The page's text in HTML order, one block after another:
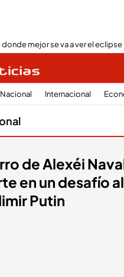
donde mejor se va a ver el eclipse
Nacional Internacional
de Alexéi
en un desafío
Putin